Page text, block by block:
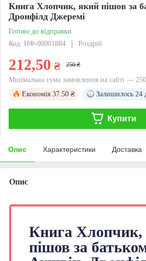
Книга Хлопчик, який пішов за
Дронфілд Джеремі
Готово до відправки
Код: НФ-00001884
Роздріб
212,50 ₴ 250 ₴
Мінімальна сума замовлення на сайті —
Економія 37.50 ₴ Залишилось 24
Купити
Опис Характеристики Доставка
Опис
Книга Хлопчик,
пішов за